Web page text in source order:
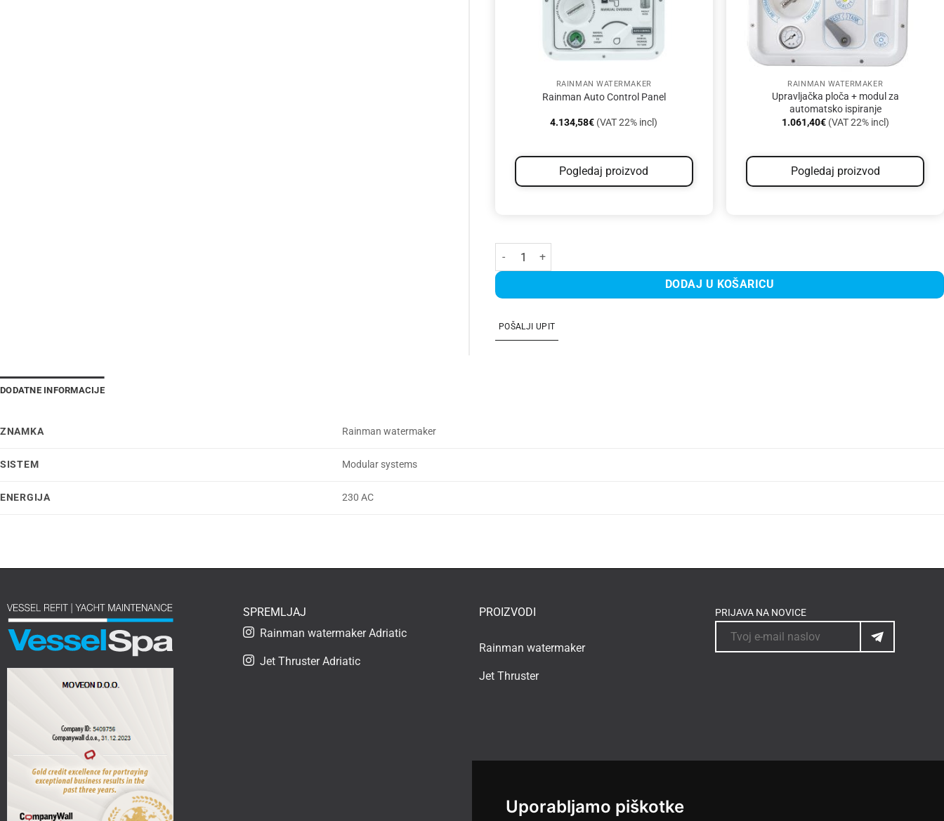
Uporabljamo piškotke
RAINMAN WATERMAKER
Rainman Auto Control Panel
4.134,58€ (VAT 22% incl)
Pogledaj proizvod
RAINMAN WATERMAKER
Upravljačka ploča + modul za
automatsko ispiranje
1.061,40€(VAT 22% incl)
Pogledaj proizvod
Modular AC 140 High Output količina
DODAJ U KOŠARICU
POŠALJI UPIT
DODATNE INFORMACIJE
ZNAMKA Rainman watermaker
SISTEM Modular systems
ENERGIJA 230 AC
SPREMLJAJ
Rainman watermaker Adriatic
Jet Thruster Adriatic
PROIZVODI
Rainman watermaker
Jet Thruster
PRIJAVA NA NOVICE